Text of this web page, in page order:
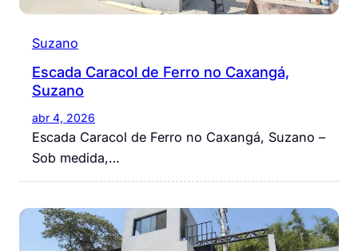
Suzano
Escada Caracol de Ferro no Caxangá,
Suzano
abr 4, 2026
Escada Caracol de Ferro no Caxangá, Suzano –
Sob medida,…